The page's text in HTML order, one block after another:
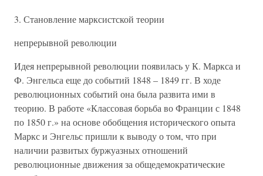
3. Становление марксистской теории
непрерывной революции
Идея непрерывной революции появилась у К. Маркса и
Ф. Энгельса еще до событий 1848 – 1849 гг. В ходе
революционных событий она была развита ими в
теорию. В работе «Классовая борьба во Франции с 1848
по 1850 г.» на основе обобщения исторического опыта
Маркс и Энгельс пришли к выводу о том, что при
наличии развитых буржуазных отношений
революционные движения за общедемократические